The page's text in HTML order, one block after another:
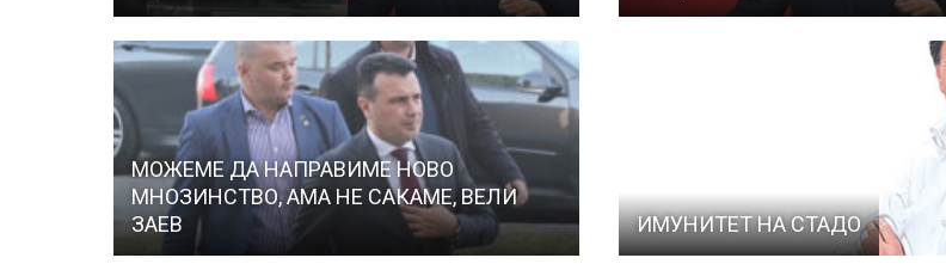
МОЖЕМЕ ДА НАПРАВИМЕ НОВО
МНОЗИНСТВО, АМА НЕ САКАМЕ, ВЕЛИ
ЗАЕВ
ИМУНИТЕТ НА СТАДО